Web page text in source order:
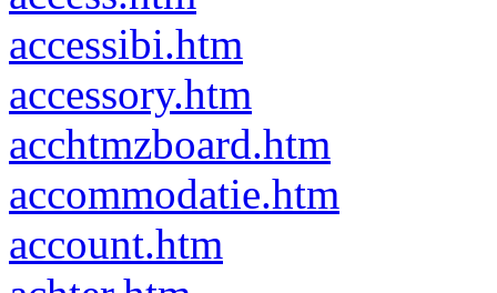
accessibi.htm
accessory.htm
acchtmzboard.htm
accommodatie.htm
account.htm